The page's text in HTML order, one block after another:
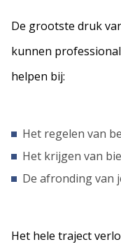
De grootste druk
kunnen
helpen bij:
Het regelen van
Het krijgen van
De afronding van
Het hele traject